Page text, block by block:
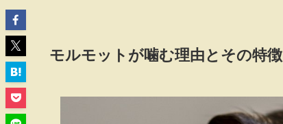
モルモットが噛む理由とその特徴